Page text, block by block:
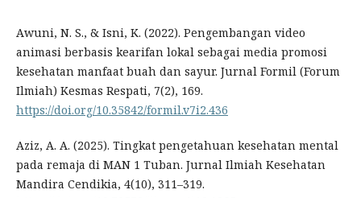
Awuni, N. S., & Isni, K. (2022). Pengembangan video
animasi berbasis kearifan lokal sebagai media promosi
kesehatan manfaat buah dan sayur. Jurnal Formil (Forum
Ilmiah) Kesmas Respati, 7(2), 169.
https://doi.org/10.35842/formil.v7i2.436
Aziz, A. A. (2025). Tingkat pengetahuan kesehatan mental
pada remaja di MAN 1 Tuban. Jurnal Ilmiah Kesehatan
Mandira Cendikia, 4(10), 311–319.